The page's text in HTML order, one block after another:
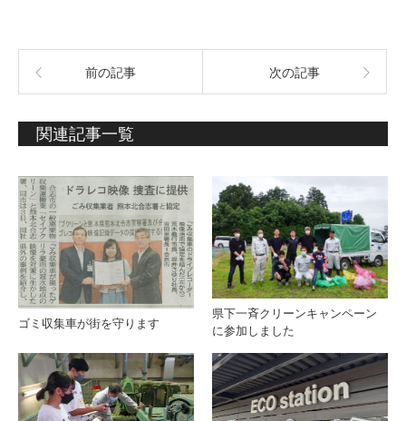
前の記事 次の記事
関連記事一覧
ゴミ収集車が街を守ります
県下一斉クリーンキャンペーン
に参加しました